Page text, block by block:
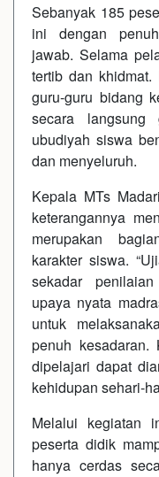
Sebanyak 185
ini dengan
jawab. Selama
tertib dan
guru-guru bidang
secara langsung
ubudiyah siswa
dan menyeluruh.
Kepala MTs
keterangannya
merupakan
karakter siswa.
sekadar
upaya nyata
untuk
penuh
dipelajari dapat
kehidupan sehari-
Melalui kegiatan
peserta didik
hanya cerdas